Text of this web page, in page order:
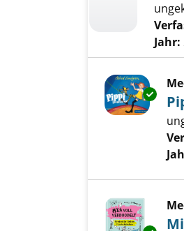
Jahr: